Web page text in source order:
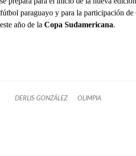
fútbol paraguayo y para la participación
este año de la Copa Sudamericana.
DERLIS GONZÁLEZ OLIMPIA